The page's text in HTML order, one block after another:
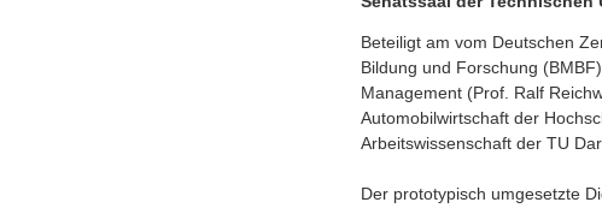
Beteiligt am vom Deutschen
Bildung und Forschung
Management (Prof. Ralf
Automobilwirtschaft der
Arbeitswissenschaft der TU
Der prototypisch umgesetzte